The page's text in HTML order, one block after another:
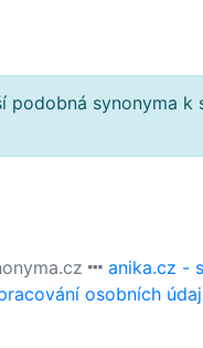
podobná synonyma k
anika.cz -
osobních